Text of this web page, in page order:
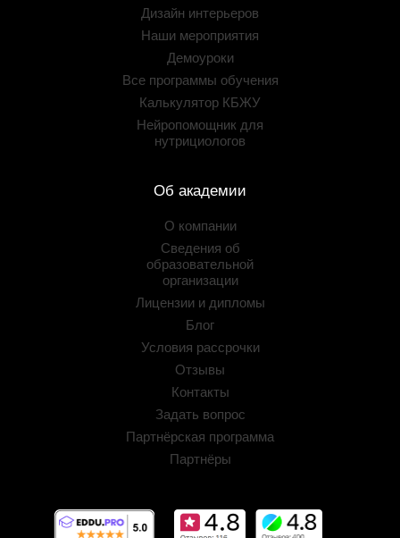
Дизайн интерьеров
Наши мероприятия
Демоуроки
Все программы обучения
Калькулятор КБЖУ
Нейропомощник для
нутрициологов
Об академии
О компании
Сведения об
образовательной
организации
Лицензии и дипломы
Блог
Условия рассрочки
Отзывы
Контакты
Задать вопрос
Партнёрская программа
Партнёры